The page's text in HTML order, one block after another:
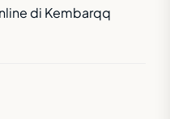
di Kembarqq